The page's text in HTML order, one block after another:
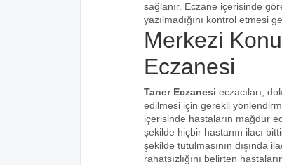
sağlanır. Eczane içerisinde
yazılmadığını kontrol etmesi
Merkezi
Eczanesi
Taner Eczanesi eczacıları,
edilmesi için gerekli
içerisinde hastaların mağdur
şekilde hiçbir hastanın ilacı
şekilde tutulmasının dışında
rahatsızlığını belirten